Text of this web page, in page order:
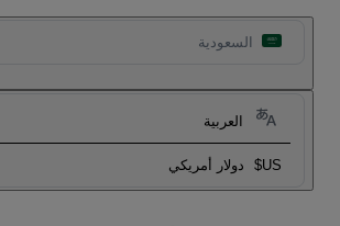
السعودية
العربية
US$ دولار أمريكي